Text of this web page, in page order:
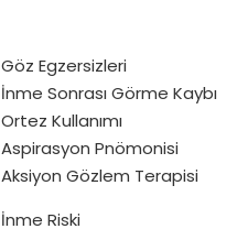
Göz Egzersizleri
İnme Sonrası Görme Kaybı
Ortez Kullanımı
Aspirasyon Pnömonisi
Aksiyon Gözlem Terapisi
İnme Riski